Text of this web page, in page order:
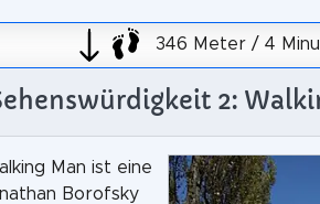
346 Meter / 4
2:
Man ist eine
Borofsky